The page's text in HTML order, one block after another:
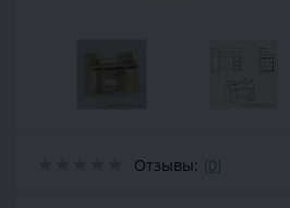
Отзывы: (0)